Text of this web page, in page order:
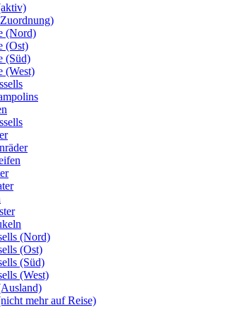
(Nord)
(Ost)
(Süd)
(West)
(Nord)
(Ost)
(Süd)
(West)
mehr auf Reise)